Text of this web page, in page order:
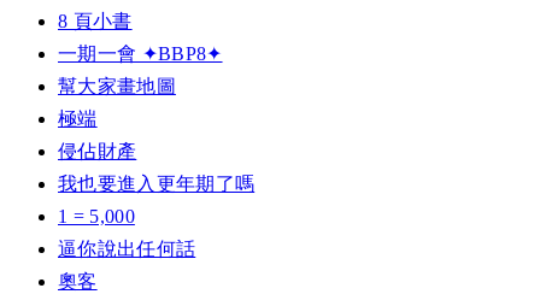
8 頁小書
一期一會 ✦BBP8✦
幫大家畫地圖
極端
侵佔財產
我也要進入更年期了嗎
1 = 5,000
逼你說出任何話
奧客